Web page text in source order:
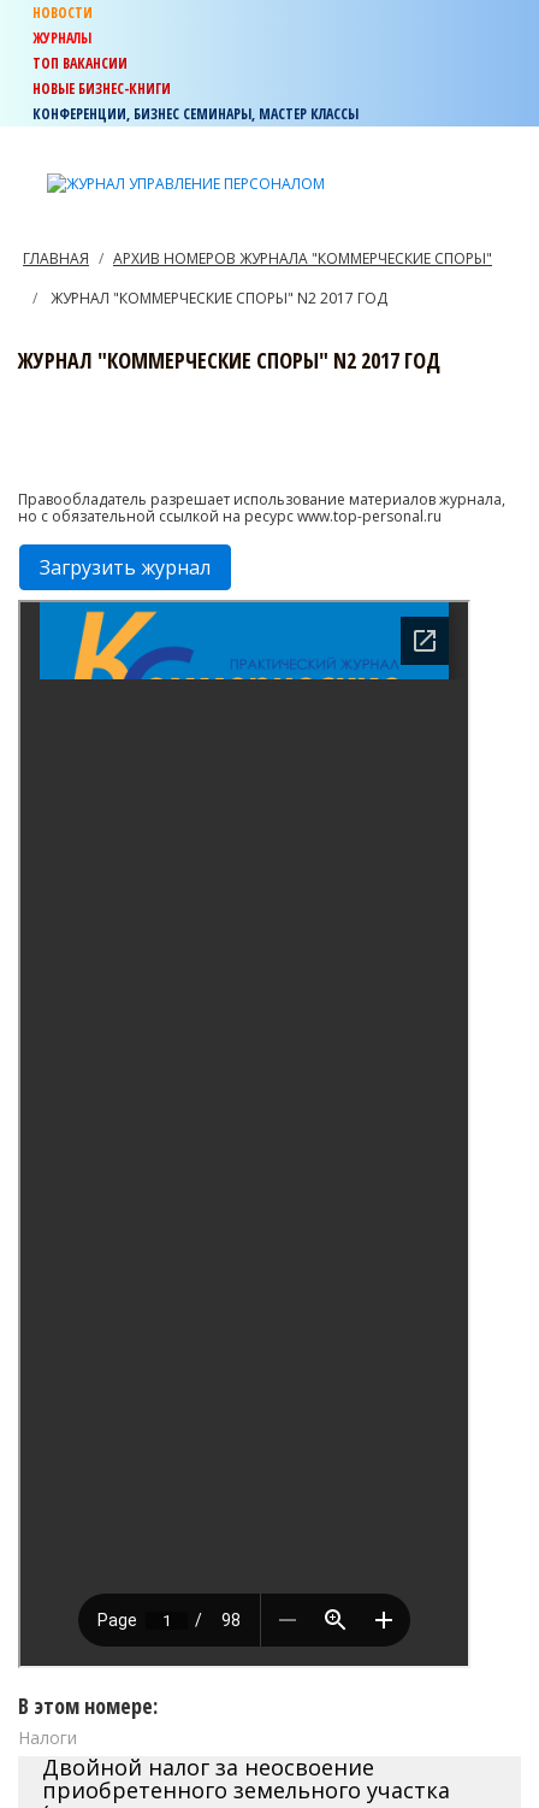
НОВОСТИ
ЖУРНАЛЫ
ТОП ВАКАНСИИ
НОВЫЕ БИЗНЕС-КНИГИ
КОНФЕРЕНЦИИ, БИЗНЕС СЕМИНАРЫ, МАСТЕР КЛАССЫ
ГЛАВНАЯ
АРХИВ НОМЕРОВ ЖУРНАЛА "КОММЕРЧЕСКИЕ СПОРЫ"
ЖУРНАЛ "КОММЕРЧЕСКИЕ СПОРЫ" N2 2017 ГОД
ЖУРНАЛ "КОММЕРЧЕСКИЕ СПОРЫ" N2 2017 ГОД
Правообладатель разрешает использование материалов журнала,
но с обязательной ссылкой на ресурс www.top-personal.ru
Загрузить журнал
В этом номере:
Налоги
Двойной налог за неосвоение
приобретенного земельного участка